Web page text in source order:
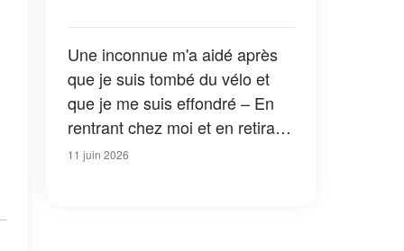
Une inconnue m'a aidé après
que je suis tombé du vélo et
que je me suis effondré – En
rentrant chez moi et en retirant
mon casque, j'ai trouvé la
11 juin 2026